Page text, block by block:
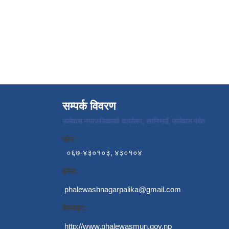
सम्पर्क विवरण
फलेवास नगरपालिकाको कार्यालय, खानिगाउँ, फलेवास पर्बत
फोन:
०६७-४३०१०३, ४३०१०४
इमेल:
phalewashnagarpalika@gmail.com
वेबसाइट:
http://www.phalewasmun.gov.np